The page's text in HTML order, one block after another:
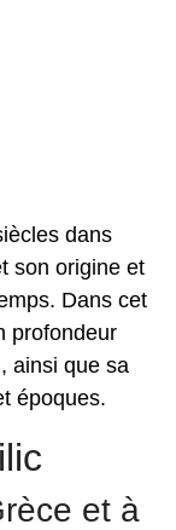
dans
son origine et
Dans cet
profondeur
ainsi que sa
époques.
et à